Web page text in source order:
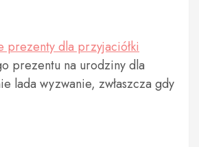
prezenty dla przyjaciółki
prezentu na urodziny dla
lada wyzwanie, zwłaszcza gdy